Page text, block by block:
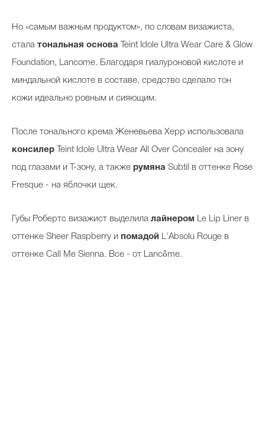
Но «самым важным продуктом», по словам визажиста,
стала тональная основа Teint Idole Ultra Wear Care & Glow
Foundation, Lancome. Благодаря гиалуроновой кислоте и
миндальной кислоте в составе, средство сделало тон
кожи идеально ровным и сияющим.
После тонального крема Женевьева Херр использовала
консилер Teint Idole Ultra Wear All Over Concealer на зону
под глазами и Т-зону, а также румяна Subtil в оттенке Rose
Fresque - на яблочки щек.
Губы Робертс визажист выделила лайнером Le Lip Liner в
оттенке Sheer Raspberry и помадой L'Absolu Rouge в
оттенке Call Me Sienna. Все - от Lancôme.